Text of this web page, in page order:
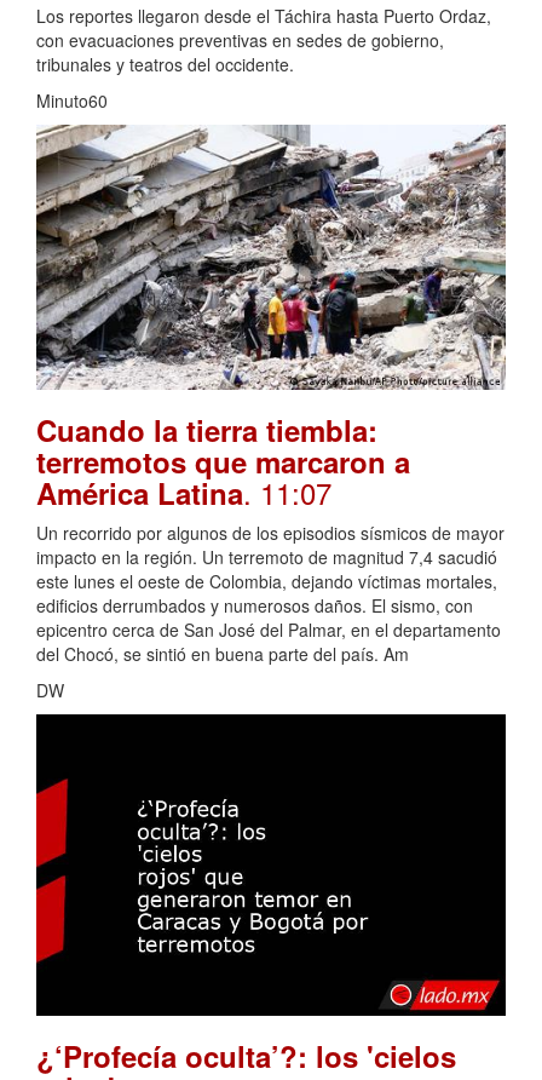
Los reportes llegaron desde el Táchira hasta Puerto Ordaz,
con evacuaciones preventivas en sedes de gobierno,
tribunales y teatros del occidente.
Minuto60
Cuando la tierra tiembla:
terremotos que marcaron a
América Latina. 11:07
Un recorrido por algunos de los episodios sísmicos de mayor
impacto en la región. Un terremoto de magnitud 7,4 sacudió
este lunes el oeste de Colombia, dejando víctimas mortales,
edificios derrumbados y numerosos daños. El sismo, con
epicentro cerca de San José del Palmar, en el departamento
del Chocó, se sintió en buena parte del país. Am
DW
¿‘Profecía oculta’?: los 'cielos